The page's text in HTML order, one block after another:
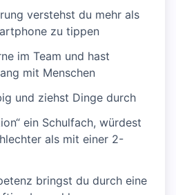
verstehst du mehr als
zu tippen
im Team und hast
mit Menschen
und ziehst Dinge durch
ein Schulfach, würdest
als mit einer 2-
bringst du durch eine